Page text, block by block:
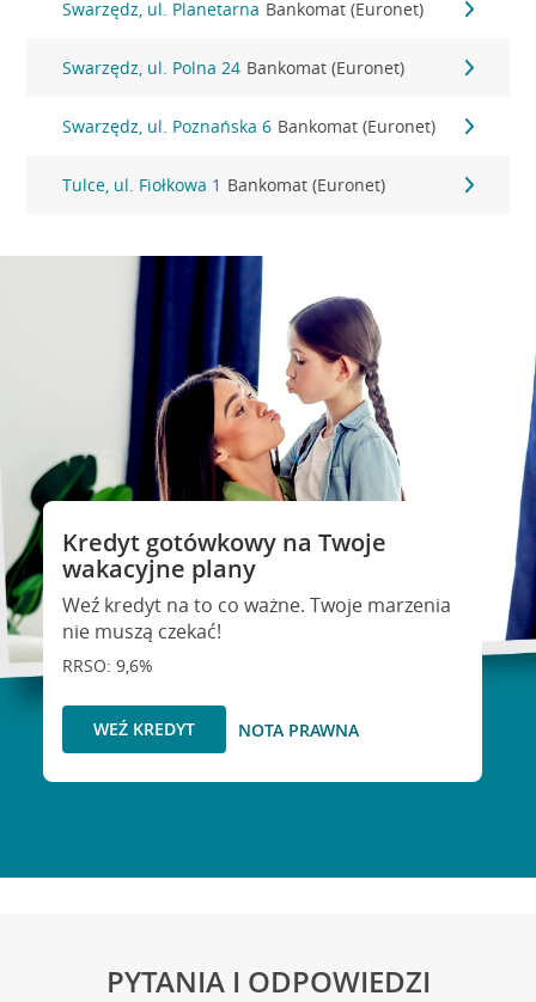
Swarzędz, ul. Planetarna Bankomat (Euronet)
Swarzędz, ul. Polna 24 Bankomat (Euronet)
Swarzędz, ul. Poznańska 6 Bankomat (Euronet)
Tulce, ul. Fiołkowa 1 Bankomat (Euronet)
Kredyt gotówkowy na Twoje
wakacyjne plany
Weź kredyt na to co ważne. Twoje marzenia
nie muszą czekać!
RRSO: 9,6%
WEŹ KREDYT NOTA PRAWNA
PYTANIA I ODPOWIEDZI